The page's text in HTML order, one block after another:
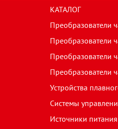
КАТАЛОГ
Преобразователи
Преобразователи
Преобразователи
Преобразователи
Устройства
Системы
Источники питания